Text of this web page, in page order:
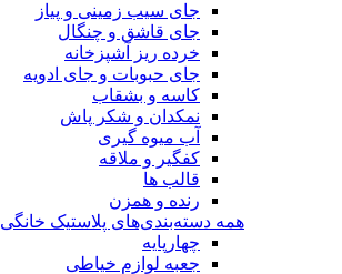
جای سیب زمینی و پیاز
جای قاشق و چنگال
خرده ریز آشپزخانه
جای حبوبات و جای ادویه
کاسه و بشقاب
نمکدان و شکر پاش
آب میوه گیری
کفگیر و ملاقه
قالب ها
رنده و همزن
همه دسته‌بندی‌های پلاستیک خانگی
چهارپایه
جعبه لوازم خیاطی